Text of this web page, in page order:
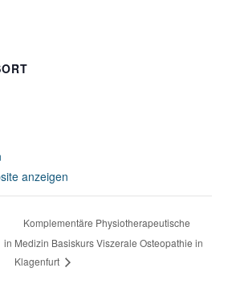
anzeigen
in
Komplementäre Physiotherapeutische
Medizin Basiskurs Viszerale Osteopathie in
Klagenfurt